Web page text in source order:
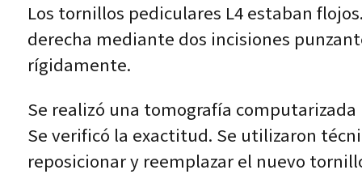
Los tornillos pediculares L4 estaban
derecha mediante dos incisiones
rígidamente.
Se realizó una tomografía
Se verificó la exactitud. Se utilizaron
reposicionar y reemplazar el nuevo